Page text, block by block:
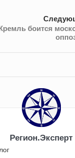
боится
Регион.Эксперт